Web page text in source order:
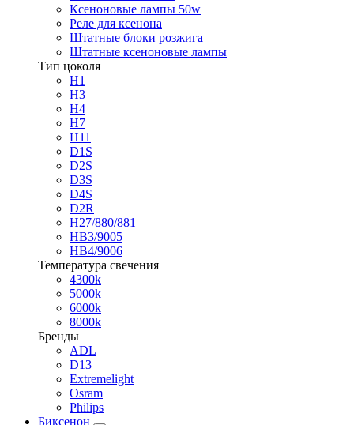
Ксеноновые лампы 50w
Реле для ксенона
Штатные блоки розжига
Штатные ксеноновые лампы
Тип цоколя
H1
H3
H4
H7
H11
D1S
D2S
D3S
D4S
D2R
H27/880/881
HB3/9005
HB4/9006
Температура свечения
4300k
5000k
6000k
8000k
Бренды
ADL
D13
Extremelight
Osram
Philips
Биксенон